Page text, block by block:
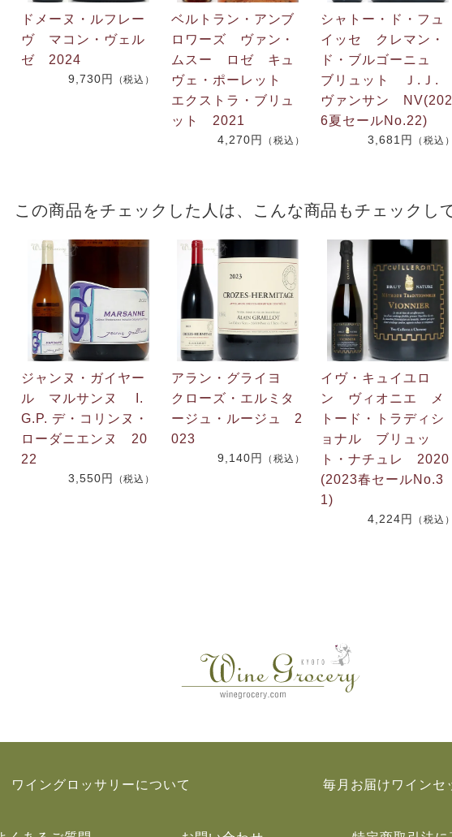
ドメーヌ・ルフレー
ヴ マコン・ヴェル
ゼ 2024
9,730円 （税込）
ベルトラン・アンブ
ロワーズ ヴァン・
ムスー ロゼ キュ
ヴェ・ポーレット
エクストラ・ブリュ
ット 2021
4,270円 （税込）
シャトー・ド・フュ
イッセ クレマン・
ド・ブルゴーニュ
ブリュット Ｊ.Ｊ.
ヴァンサン NV(202
6夏セールNo.22)
3,681円 （税込
この商品をチェックした人は、こんな商品もチェックし
ジャンヌ・ガイヤー
ル マルサンヌ I.
G.P. デ・コリンヌ・
ローダニエンヌ 20
22
3,550円 （税込）
アラン・グライヨ
クローズ・エルミタ
ージュ・ルージュ 2
023
9,140円 （税込）
イヴ・キュイユロ
ン ヴィオニエ メ
トード・トラディシ
ョナル ブリュッ
ト・ナチュレ 2020
(2023春セールNo.3
1)
4,224円 （税込
ワイングロッサリーについて 毎月お届けワインセ